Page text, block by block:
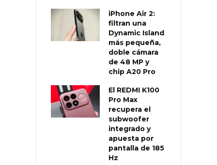
iPhone Air 2:
filtran una
Dynamic Island
más pequeña,
doble cámara
de 48 MP y
chip A20 Pro
El REDMI K100
Pro Max
recupera el
subwoofer
integrado y
apuesta por
pantalla de 185
Hz